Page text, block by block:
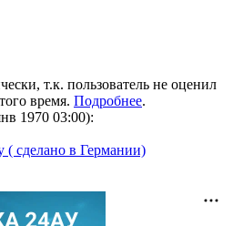
т.к. пользователь не оценил
время. Подробнее.
1970 03:00):
( сделано в Германии)